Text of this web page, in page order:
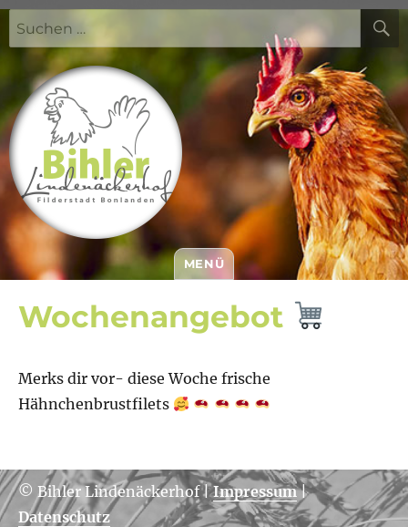
Suchen
nach:
Bihler Lindenäckerhof
MENÜ
Wochenangebot
Merks dir vor- diese Woche frische
Hähnchenbrustfilets
© Bihler Lindenäckerhof|Impressum|
Datenschutz